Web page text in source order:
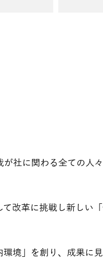
社に関わる全ての人
改革に挑戦し新しい「
境」を創り、成果に